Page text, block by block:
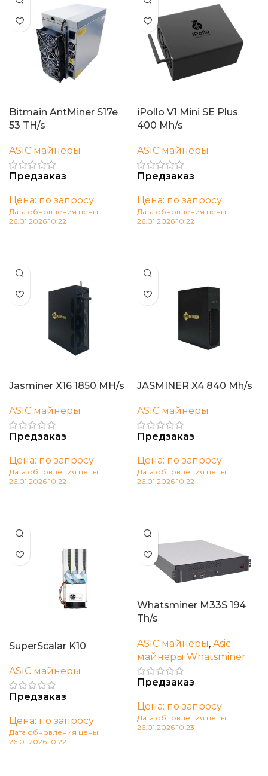
Bitmain AntMiner S17e
53 TH/s
ASIC майнеры
Предзаказ
Цена: по запросу
Дата обновления цены:
26.01.2026 10:22
iPollo V1 Mini SE Plus
400 Mh/s
ASIC майнеры
Предзаказ
Цена: по запросу
Дата обновления цены:
26.01.2026 10:22
Jasminer X16 1850 MH/s
ASIC майнеры
Предзаказ
Цена: по запросу
Дата обновления цены:
26.01.2026 10:22
JASMINER X4 840 Mh/s
ASIC майнеры
Предзаказ
Цена: по запросу
Дата обновления цены:
26.01.2026 10:22
SuperScalar K10
ASIC майнеры
Предзаказ
Цена: по запросу
Дата обновления цены:
26.01.2026 10:22
Whatsminer M33S 194
Th/s
ASIC майнеры, Asic-
майнеры Whatsminer
Предзаказ
Цена: по запросу
Дата обновления цены:
26.01.2026 10:23